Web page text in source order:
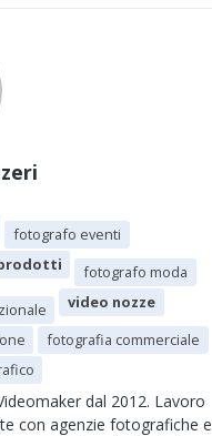
fotografo eventi
fotografo moda
video nozze
fotografia commerciale
dal 2012. Lavoro
con agenzie fotografiche e